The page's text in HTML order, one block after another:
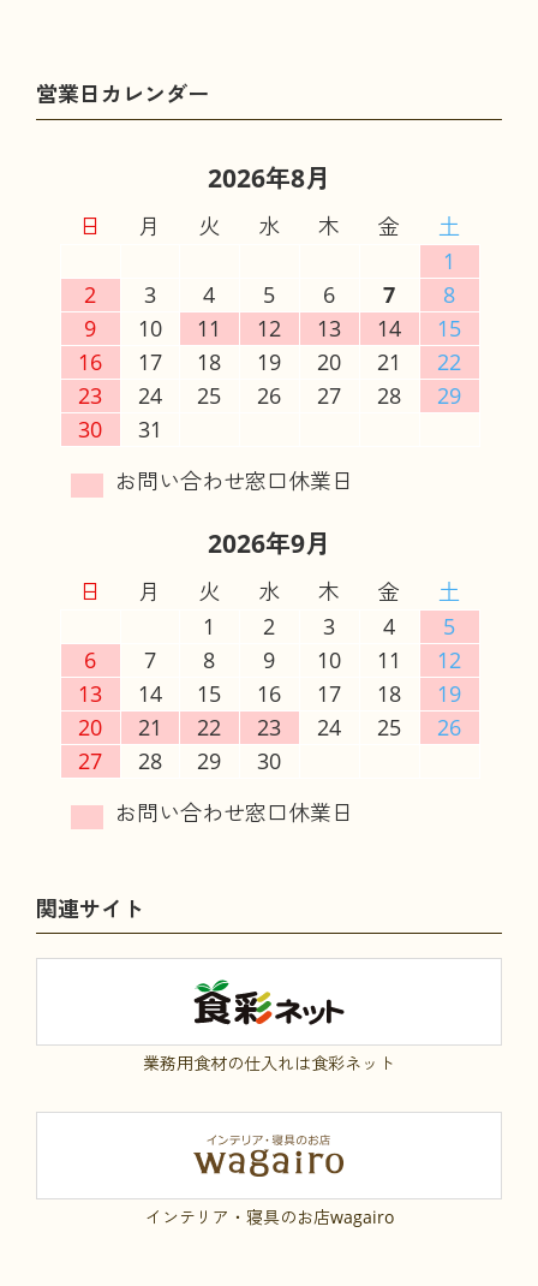
2026年8月
日 月 火 水 木 金
土
1
2
3 4 5 6 7
8
9
10 11 12 13 14
15
16
17 18 19 20 21
22
23
24 25 26 27 28
29
30
31
2026年9月
日 月 火 水 木 金
土
1
2 3 4
5
6
7 8 9 10 11
12
13
14 15 16 17 18
19
20
21 22 23 24 25
26
27
28 29 30
関連サイト
業務用食材の仕入れは食彩ネット
インテリア・寝具のお店wagairo